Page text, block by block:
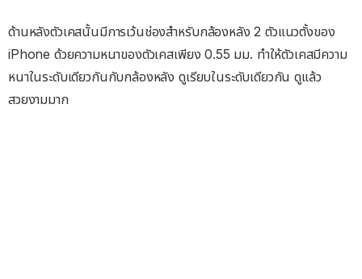
ด้านหลังตัวเคสนั้นมีการเว้นช่องสำหรับกล้องหลัง 2 ตัวแนวตั้งของ
iPhone ด้วยความหนาของตัวเคสเพียง 0.55 มม. ทำให้ตัวเคสมีความ
หนาในระดับเดียวกันกับกล้องหลัง ดูเรียบในระดับเดียวกัน ดูแล้ว
สวยงามมาก